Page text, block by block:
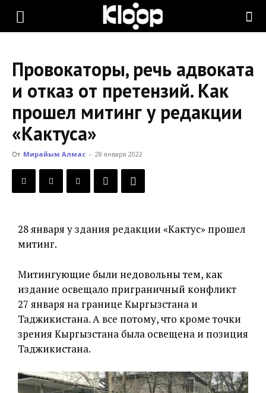
KLOOP.KG
Новости
Кыргызстана
Провокаторы, речь адвоката
и отказ от претензий. Как
прошел митинг у редакции
«Кактуса»
От Мирайым Алмас - 28 января 2022
28 января у здания редакции «Кактус» прошел
митинг.
Митингующие были недовольны тем, как
издание освещало приграничный конфликт
27 января на границе Кыргызстана и
Таджикистана. А все потому, что кроме точки
зрения Кыргызстана была освещена и позиция
Таджикистана.